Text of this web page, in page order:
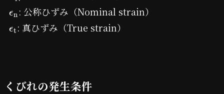
ϵn : 公称ひずみ（Nominal strain）
ϵt : 真ひずみ（True strain）
くびれの発生条件